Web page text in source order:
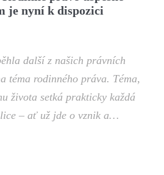
je nyní k dispozici
další z našich právních
téma rodinného práva. Téma,
života setká prakticky každá
– ať už jde o vznik a…